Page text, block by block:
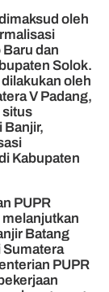
oleh
dan
Solok.
oleh
V Padang,
situs
Banjir,
Kabupaten
PUPR
melanjutkan
Batang
Sumatera
PUPR